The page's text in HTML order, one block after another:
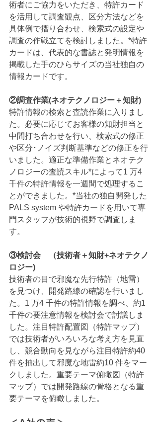
術者にご協力をいただき、特許カード
を活用して調査観点、区分方法などを
具体例で摺り合わせ、検索式の設定や
調査の作戦立てを検討しました。*特許
カードは、代表的な書誌と発明情報を
掲載した手のひらサイズの当社独自の
情報カードです。
②調査作業(ネオテクノロジー＋知財)
特許情報の検索と査読作業に入りまし
た。必要に応じてお客様の知財担当と
中間打ち合わせを行い、検索式の修正
や区分･ノイズ判断基準などの修正を行
いました。適正な準備作業とネオテク
ノロジーの査読スキル*によって1 万4
千件の特許情報を一週間で処理するこ
とができました。*当社の独自開発した
PALS system や特許カードを用いて専
門スタッフが技術的視野で調査しま
す。
③検討会　（技術者＋知財+ネオテクノ
ロジー)
技術者の目で邪魔な先行特許（地雷）
を見つけ、開発路線の確認を行いまし
た。1 万4 千件の特許情報を調べ、約1
千件の要注意情報を検討会で討議しま
した。注目特許配置図（特許マップ）
では技術者がいろいろな考え方を見直
し、競合動向を見ながら注目特許約40
件を抽出して邪魔な地雷約10 件をマー
クしました。重要テーマ俯瞰図（特許
マップ）では開発路線の骨格となる重
要テーマを俯瞰しました。